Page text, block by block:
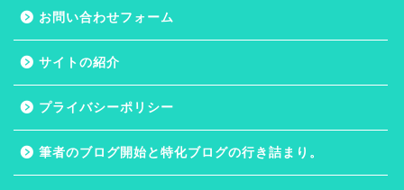
お問い合わせフォーム
サイトの紹介
プライバシーポリシー
筆者のブログ開始と特化ブログの行き詰まり。
ホーム
サイトの紹介